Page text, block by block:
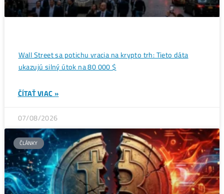
Ďalšie články